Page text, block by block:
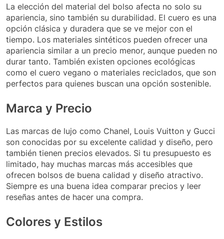
La elección del material del bolso afecta no solo su
apariencia, sino también su durabilidad. El cuero es una
opción clásica y duradera que se ve mejor con el
tiempo. Los materiales sintéticos pueden ofrecer una
apariencia similar a un precio menor, aunque pueden no
durar tanto. También existen opciones ecológicas
como el cuero vegano o materiales reciclados, que son
perfectos para quienes buscan una opción sostenible.
Marca y Precio
Las marcas de lujo como Chanel, Louis Vuitton y Gucci
son conocidas por su excelente calidad y diseño, pero
también tienen precios elevados. Si tu presupuesto es
limitado, hay muchas marcas más accesibles que
ofrecen bolsos de buena calidad y diseño atractivo.
Siempre es una buena idea comparar precios y leer
reseñas antes de hacer una compra.
Colores y Estilos